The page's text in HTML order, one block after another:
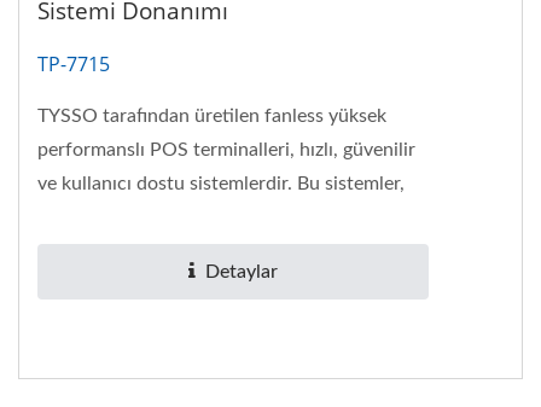
Sistemi Donanımı
TP-7715
TYSSO tarafından üretilen fanless yüksek
performanslı POS terminalleri, hızlı, güvenilir
ve kullanıcı dostu sistemlerdir. Bu sistemler,
Detaylar